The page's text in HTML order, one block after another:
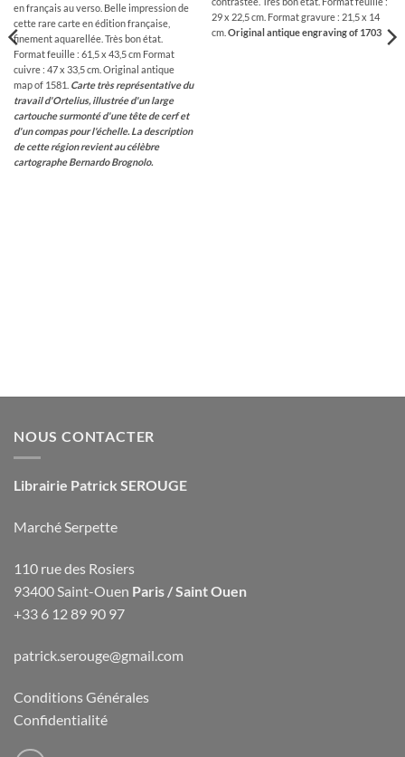
en français au verso. Belle impression de
cette rare carte en édition française,
finement aquarellée. Très bon état.
Format feuille : 61,5 x 43,5 cm Format
cuivre : 47 x 33,5 cm. Original antique
map of 1581. Cartetrèsreprésentative du
travail d'Ortelius, illustrée d'un large
cartouche surmonté d'une tête de cerf et
d'un compas pour l'échelle. La description
de cette région revient au célèbre
cartographe Bernardo Brognolo.
29 x 22,5 cm. Format gravure : 21,5 x 14
cm. Original antique engraving of 1703
NOUS CONTACTER
Librairie Patrick SEROUGE
Marché Serpette
110 rue des Rosiers
93400 Saint-Ouen Paris / Saint Ouen
+33 6 12 89 90 97
patrick.serouge@gmail.com
Conditions Générales
Confidentialité